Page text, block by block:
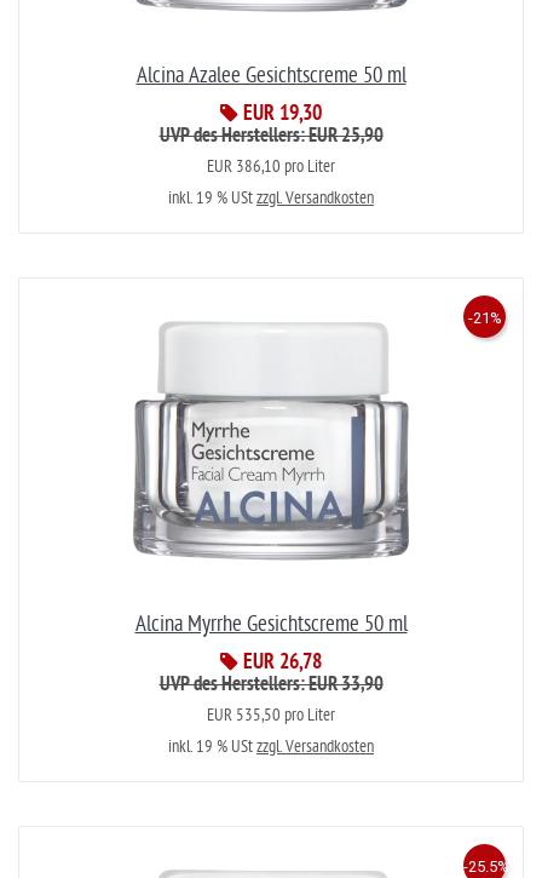
Alcina Azalee Gesichtscreme 50 ml
EUR 19,30
UVP des Herstellers: EUR 25,90
EUR 386,10 pro Liter
inkl. 19 % UStzzgl. Versandkosten
Alcina Myrrhe Gesichtscreme 50 ml
EUR 26,78
-21%
UVP des Herstellers: EUR 33,90
EUR 535,50 pro Liter
inkl. 19 % UStzzgl. Versandkosten
-25.5%